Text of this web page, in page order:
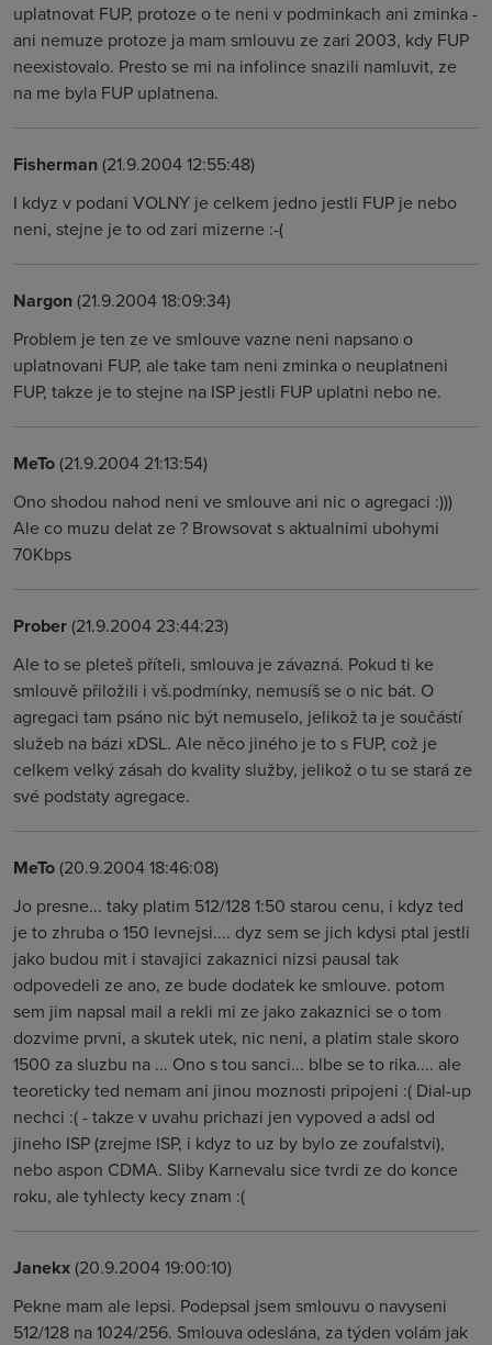
uplatnovat FUP, protoze o te neni v podminkach ani zminka -
ani nemuze protoze ja mam smlouvu ze zari 2003, kdy FUP
neexistovalo. Presto se mi na infolince snazili namluvit, ze
na me byla FUP uplatnena.
Fisherman(21.9.2004 12:55:48)
I kdyz v podani VOLNY je celkem jedno jestli FUP je nebo
neni, stejne je to od zari mizerne :-(
Nargon(21.9.2004 18:09:34)
Problem je ten ze ve smlouve vazne neni napsano o
uplatnovani FUP, ale take tam neni zminka o neuplatneni
FUP, takze je to stejne na ISP jestli FUP uplatni nebo ne.
MeTo(21.9.2004 21:13:54)
Ono shodou nahod neni ve smlouve ani nic o agregaci :)))
Ale co muzu delat ze ? Browsovat s aktualnimi ubohymi
70Kbps
Prober(21.9.2004 23:44:23)
Ale to se pleteš příteli, smlouva je závazná. Pokud ti ke
smlouvě přiložili i vš.podmínky, nemusíš se o nic bát. O
agregaci tam psáno nic být nemuselo, jelikož ta je součástí
služeb na bázi xDSL. Ale něco jiného je to s FUP, což je
celkem velký zásah do kvality služby, jelikož o tu se stará ze
své podstaty agregace.
MeTo(20.9.2004 18:46:08)
Jo presne... taky platim 512/128 1:50 starou cenu, i kdyz ted
je to zhruba o 150 levnejsi.... dyz sem se jich kdysi ptal jestli
jako budou mit i stavajici zakaznici nizsi pausal tak
odpovedeli ze ano, ze bude dodatek ke smlouve. potom
sem jim napsal mail a rekli mi ze jako zakaznici se o tom
dozvime prvni, a skutek utek, nic neni, a platim stale skoro
1500 za sluzbu na ... Ono s tou sanci... blbe se to rika.... ale
teoreticky ted nemam ani jinou moznosti pripojeni :( Dial-up
nechci :( - takze v uvahu prichazi jen vypoved a adsl od
jineho ISP (zrejme ISP, i kdyz to uz by bylo ze zoufalstvi),
nebo aspon CDMA. Sliby Karnevalu sice tvrdi ze do konce
roku, ale tyhlecty kecy znam :(
Janekx(20.9.2004 19:00:10)
Pekne mam ale lepsi. Podepsal jsem smlouvu o navyseni
512/128 na 1024/256. Smlouva odeslána, za týden volám jak